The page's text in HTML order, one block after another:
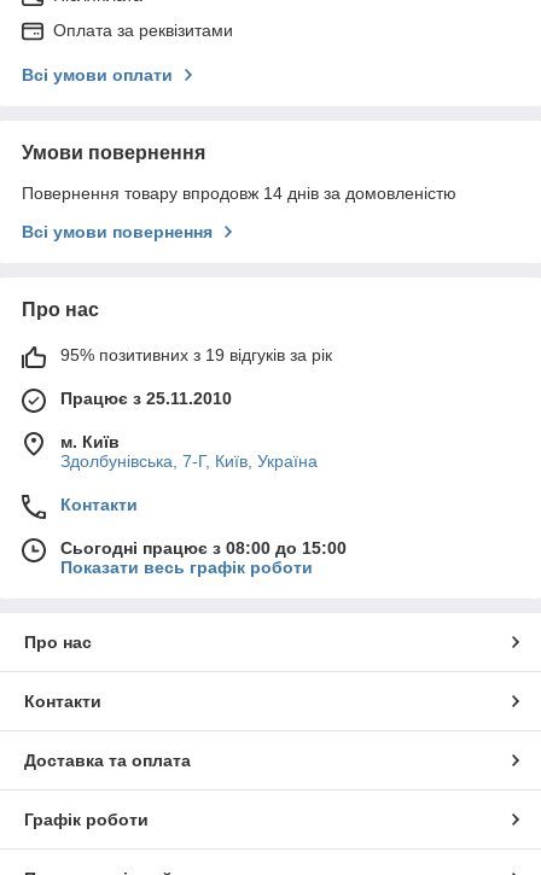
Оплата за реквізитами
Всі умови оплати
Умови повернення
Повернення товару впродовж 14 днів за домовленістю
Всі умови повернення
Про нас
95% позитивних з 19 відгуків за рік
Працює з 25.11.2010
м. Київ
Здолбунівська, 7-Г, Київ, Україна
Контакти
Сьогодні працює з 08:00 до 15:00
Показати весь графік роботи
Про нас
Контакти
Доставка та оплата
Графік роботи